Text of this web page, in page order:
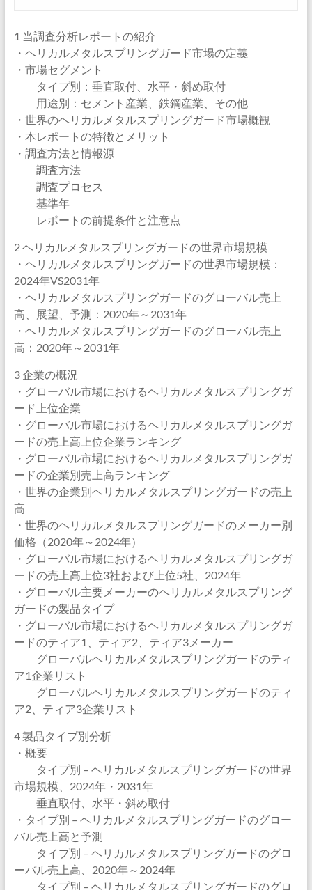
1 当調査分析レポートの紹介
・ヘリカルメタルスプリングガード市場の定義
・市場セグメント
タイプ別：垂直取付、水平・斜め取付
用途別：セメント産業、鉄鋼産業、その他
・世界のヘリカルメタルスプリングガード市場概観
・本レポートの特徴とメリット
・調査方法と情報源
調査方法
調査プロセス
基準年
レポートの前提条件と注意点
2 ヘリカルメタルスプリングガードの世界市場規模
・ヘリカルメタルスプリングガードの世界市場規模：
2024年VS2031年
・ヘリカルメタルスプリングガードのグローバル売上
高、展望、予測：2020年～2031年
・ヘリカルメタルスプリングガードのグローバル売上
高：2020年～2031年
3 企業の概況
・グローバル市場におけるヘリカルメタルスプリングガ
ード上位企業
・グローバル市場におけるヘリカルメタルスプリングガ
ードの売上高上位企業ランキング
・グローバル市場におけるヘリカルメタルスプリングガ
ードの企業別売上高ランキング
・世界の企業別ヘリカルメタルスプリングガードの売上
高
・世界のヘリカルメタルスプリングガードのメーカー別
価格（2020年～2024年）
・グローバル市場におけるヘリカルメタルスプリングガ
ードの売上高上位3社および上位5社、2024年
・グローバル主要メーカーのヘリカルメタルスプリング
ガードの製品タイプ
・グローバル市場におけるヘリカルメタルスプリングガ
ードのティア1、ティア2、ティア3メーカー
グローバルヘリカルメタルスプリングガードのティ
ア1企業リスト
グローバルヘリカルメタルスプリングガードのティ
ア2、ティア3企業リスト
4 製品タイプ別分析
・概要
タイプ別 – ヘリカルメタルスプリングガードの世界
市場規模、2024年・2031年
垂直取付、水平・斜め取付
・タイプ別 – ヘリカルメタルスプリングガードのグロー
バル売上高と予測
タイプ別 – ヘリカルメタルスプリングガードのグロ
ーバル売上高、2020年～2024年
タイプ別 – ヘリカルメタルスプリングガードのグロ